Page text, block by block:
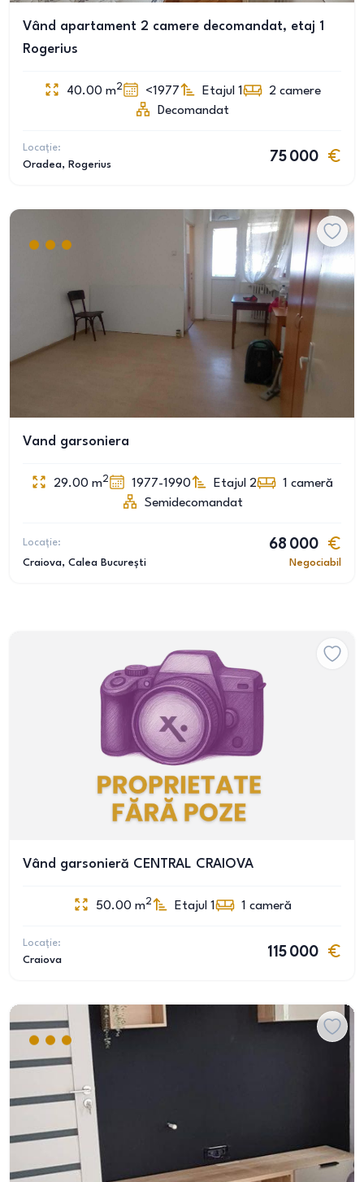
Vând apartament 2 camere decomandat, etaj 1
Rogerius
40.00 m2 <1977 Etajul 1 2 camere
Decomandat
Locație:
Oradea, Rogerius
75 000
Vand garsoniera
29.00 m2 1977-1990 Etajul 2 1 cameră
Semidecomandat
Locație:
Craiova, Calea București
68 000
Negociabil
Vând garsonieră CENTRAL CRAIOVA
50.00 m2 Etajul 1 1 cameră
Locație:
Craiova
115 000